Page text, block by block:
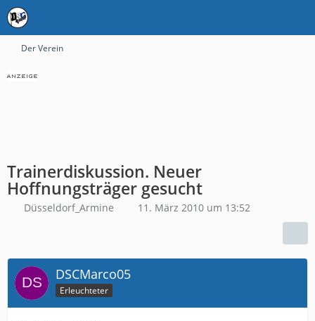
Der Verein
Trainerdiskussion. Neuer
Hoffnungsträger gesucht
Düsseldorf_Armine 11. März 2010 um 13:52
DSCMarco05
Erleuchteter